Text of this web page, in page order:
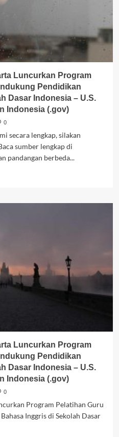
Luncurkan Program
Pendidikan
Dasar Indonesia – U.S.
Indonesia (.gov)
0
secara lengkap, silakan
sumber lengkap di
pandangan berbeda...
Luncurkan Program
Pendidikan
Dasar Indonesia – U.S.
Indonesia (.gov)
0
Program Pelatihan Guru
Inggris di Sekolah Dasar